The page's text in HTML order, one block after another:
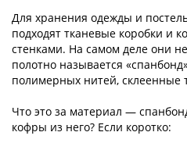
Для хранения одежды и
подходят тканевые коробки и
стенками. На самом деле они
полотно называется
полимерных нитей, склеенные
Что это за материал —
кофры из него? Если коротко: